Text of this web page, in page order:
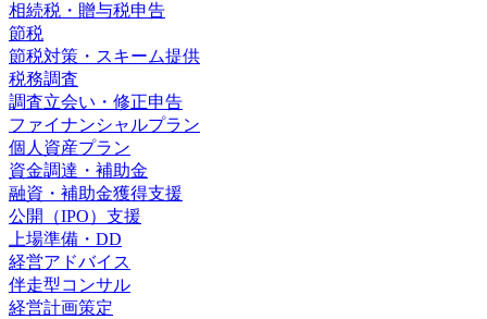
相続税・贈与税申告
節税
節税対策・スキーム提供
税務調査
調査立会い・修正申告
ファイナンシャルプラン
個人資産プラン
資金調達・補助金
融資・補助金獲得支援
公開（IPO）支援
上場準備・DD
経営アドバイス
伴走型コンサル
経営計画策定